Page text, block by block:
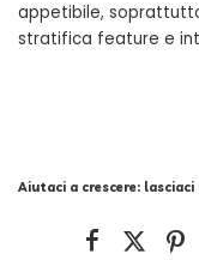
appetibile,
stratifica feature e
Aiutaci a crescere: lasciaci